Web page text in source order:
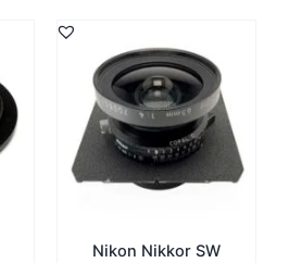
Nikon Nikkor SW